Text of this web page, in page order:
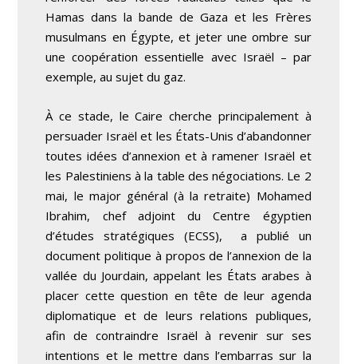
Hamas dans la bande de Gaza et les Frères
musulmans en Égypte, et jeter une ombre sur
une coopération essentielle avec Israël – par
exemple, au sujet du gaz.
À ce stade, le Caire cherche principalement à
persuader Israël et les États-Unis d’abandonner
toutes idées d’annexion et à ramener Israël et
les Palestiniens à la table des négociations. Le 2
mai, le major général (à la retraite) Mohamed
Ibrahim, chef adjoint du Centre égyptien
d’études stratégiques (ECSS), a publié un
document politique à propos de l’annexion de la
vallée du Jourdain, appelant les États arabes à
placer cette question en tête de leur agenda
diplomatique et de leurs relations publiques,
afin de contraindre Israël à revenir sur ses
intentions et le mettre dans l’embarras sur la